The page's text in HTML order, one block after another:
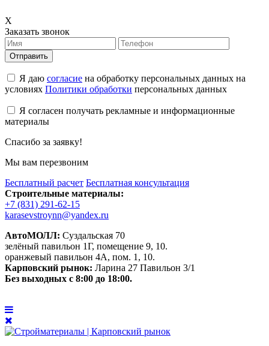
X
Заказать звонок
Отправить
Я даю согласие на обработку персональных данных на
условиях Политики обработки персональных данных
Я согласен получать рекламные и информационные
материалы
Спасибо за заявку!
Мы вам перезвоним
Бесплатный расчет Бесплатная консультация
Строительные материалы:
+7 (831) 291-62-15
karasevstroynn@yandex.ru
АвтоМОЛЛ: Суздальская 70
зелёный павильон 1Г, помещение 9, 10.
оранжевый павильон 4А, пом. 1, 10.
Карповский рынок: Ларина 27 Павильон 3/1
Без выходных с 8:00 до 18:00.